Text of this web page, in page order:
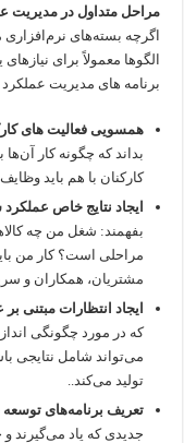
مراحل متداول در مدیریت
اگرچه بسته‌های نرم‌افزاری
الگوها معمولاً برای
برنامه های مدیریت
همسویی فعالیت های
بداند که چگونه کار
کارکنان با هم باید
ایجاد نتایج خاص
بفهمند: شغل من چه
مراحلی است؟ کار من
مشتریان، همکاران و
ایجاد انتظارات مبتنی
که در مورد چگونگی
می‌تواند شامل نتایجی
تولید می‌کند..
تعریف برنامه‌های
جدیدی که یاد می‌گیرند